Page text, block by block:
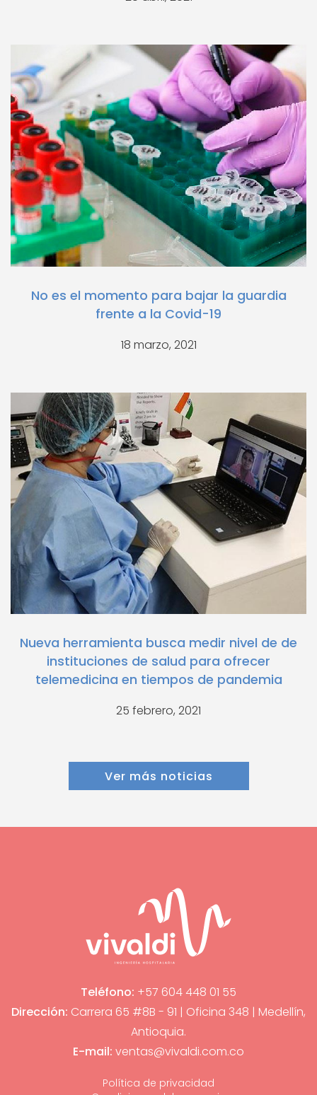
No es el momento para bajar la guardia
frente a la Covid-19
18 marzo, 2021
Nueva herramienta busca medir nivel de de
instituciones de salud para ofrecer
telemedicina en tiempos de pandemia
25 febrero, 2021
Ver más noticias
Teléfono: +57 604 448 01 55
Dirección: Carrera 65 #8B - 91 | Oficina 348 | Medellín,
Antioquia.
E-mail: ventas@vivaldi.com.co
Política de privacidad